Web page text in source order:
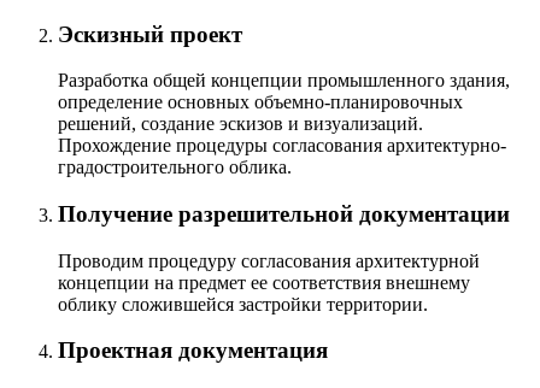
Эскизный проект
Разработка общей концепции промышленного здания,
определение основных объемно-планировочных
решений, создание эскизов и визуализаций.
Прохождение процедуры согласования архитектурно-
градостроительного облика.
Получение разрешительной документации
Проводим процедуру согласования архитектурной
концепции на предмет ее соответствия внешнему
облику сложившейся застройки территории.
Проектная документация